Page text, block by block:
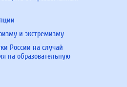
и экстремизму
России на случай
на образовательную